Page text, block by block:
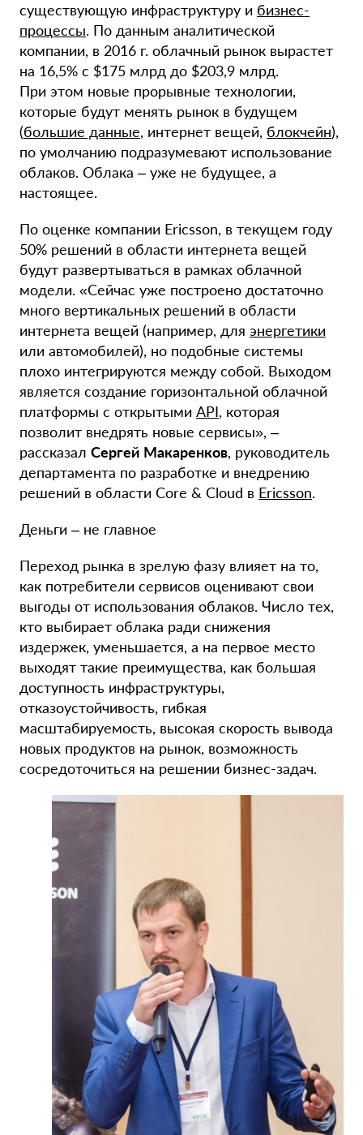
существующую инфраструктуру и бизнес-
процессы. По данным аналитической
компании, в 2016 г. облачный рынок вырастет
на 16,5% с $175 млрд до $203,9 млрд.
При этом новые прорывные технологии,
которые будут менять рынок в будущем
(большие данные, интернет вещей, блокчейн),
по умолчанию подразумевают использование
облаков. Облака – уже не будущее, а
настоящее.
По оценке компании Ericsson, в текущем году
50% решений в области интернета вещей
будут развертываться в рамках облачной
модели. «Сейчас уже построено достаточно
много вертикальных решений в области
интернета вещей (например, для энергетики
или автомобилей), но подобные системы
плохо интегрируются между собой. Выходом
является создание горизонтальной облачной
платформы с открытыми API, которая
позволит внедрять новые сервисы», –
рассказал Сергей Макаренков, руководитель
департамента по разработке и внедрению
решений в области Core & Cloud в Ericsson.
Деньги – не главное
Переход рынка в зрелую фазу влияет на то,
как потребители сервисов оценивают свои
выгоды от использования облаков. Число тех,
кто выбирает облака ради снижения
издержек, уменьшается, а на первое место
выходят такие преимущества, как большая
доступность инфраструктуры,
отказоустойчивость, гибкая
масштабируемость, высокая скорость вывода
новых продуктов на рынок, возможность
сосредоточиться на решении бизнес-задач.